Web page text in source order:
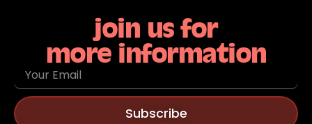
join us for
more information
Subscribe